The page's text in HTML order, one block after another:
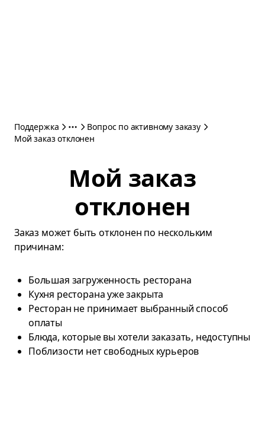
Поддержка
Вопрос по активному заказу
Мой заказ отклонен
Мой заказ
отклонен
Заказ может быть отклонен по нескольким
причинам:
Большая загруженность ресторана
Кухня ресторана уже закрыта
Ресторан не принимает выбранный способ
оплаты
Блюда, которые вы хотели заказать, недоступны
Поблизости нет свободных курьеров